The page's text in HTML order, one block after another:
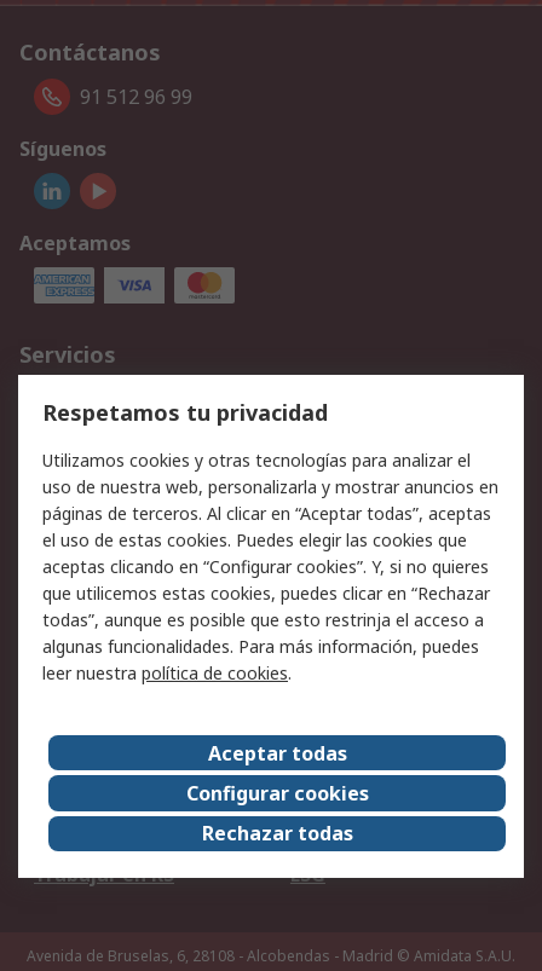
Contáctanos
91 512 96 99
Síguenos
Aceptamos
Servicios
Cómo realizar pedidos
Devoluciones
Facturación y pago
Ofertas
Soporte técnico
Legal
Aviso legal
Política de privacidad -
Actualizada
Política sobre cookies
Seguridad de emails
Certificaciones de
Condiciones de venta
Acerca de RS
Acerca de RS
RS Group
RS en el mundo
Sala de prensa
Trabajar en RS
ESG
Avenida de Bruselas, 6, 28108 - Alcobendas - Madrid © Amidata S.A.U.
Respetamos tu privacidad
Utilizamos cookies y otras tecnologías para analizar el
uso de nuestra web, personalizarla y mostrar anuncios en
páginas de terceros. Al clicar en “Aceptar todas”, aceptas
el uso de estas cookies. Puedes elegir las cookies que
aceptas clicando en “Configurar cookies”. Y, si no quieres
que utilicemos estas cookies, puedes clicar en “Rechazar
todas”, aunque es posible que esto restrinja el acceso a
algunas funcionalidades. Para más información, puedes
leer nuestra política de cookies.
Aceptar todas
Configurar cookies
Rechazar todas